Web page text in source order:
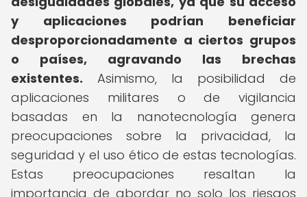
y aplicaciones podrían beneficiar
desproporcionadamente a ciertos grupos
o países, agravando las brechas
existentes. Asimismo, la posibilidad de
aplicaciones militares o de vigilancia
basadas en la nanotecnología genera
preocupaciones sobre la privacidad, la
seguridad y el uso ético de estas tecnologías.
Estas preocupaciones resaltan la
importancia de abordar no solo los riesgos